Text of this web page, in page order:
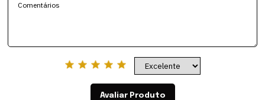
Avaliar Produto